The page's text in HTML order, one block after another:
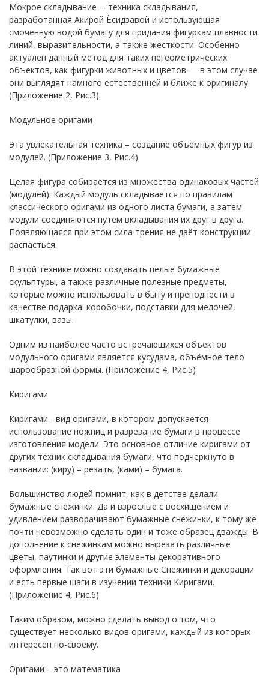
Мокрое складывание— техника складывания,
разработанная Акирой Ёсидзавой и использующая
смоченную водой бумагу для придания фигуркам плавности
линий, выразительности, а также жесткости. Особенно
актуален данный метод для таких негеометрических
объектов, как фигурки животных и цветов — в этом случае
они выглядят намного естественней и ближе к оригиналу.
(Приложение 2, Рис.3).
Модульное оригами
Эта увлекательная техника – создание объёмных фигур из
модулей. (Приложение 3, Рис.4)
Целая фигура собирается из множества одинаковых частей
(модулей). Каждый модуль складывается по правилам
классического оригами из одного листа бумаги, а затем
модули соединяются путем вкладывания их друг в друга.
Появляющаяся при этом сила трения не даёт конструкции
распасться.
В этой технике можно создавать целые бумажные
скульптуры, а также различные полезные предметы,
которые можно использовать в быту и преподнести в
качестве подарка: коробочки, подставки для мелочей,
шкатулки, вазы.
Одним из наиболее часто встречающихся объектов
модульного оригами является кусудама, объёмное тело
шарообразной формы. (Приложение 4, Рис.5)
Киригами
Киригами - вид оригами, в котором допускается
использование ножниц и разрезание бумаги в процессе
изготовления модели. Это основное отличие киригами от
других техник складывания бумаги, что подчёркнуто в
названии: (киру) – резать, (ками) – бумага.
Большинство людей помнит, как в детстве делали
бумажные снежинки. Да и взрослые с восхищением и
удивлением разворачивают бумажные снежинки, к тому же
почти невозможно сделать один и тоже образец дважды. В
дополнение к снежинкам можно вырезать различные
цветы, паутинки и другие элементы декоративного
оформления. Так вот эти бумажные Снежинки и декорации
и есть первые шаги в изучении техники Киригами.
(Приложение 4, Рис.6)
Таким образом, можно сделать вывод о том, что
существует несколько видов оригами, каждый из которых
интересен по-своему.
Оригами – это математика